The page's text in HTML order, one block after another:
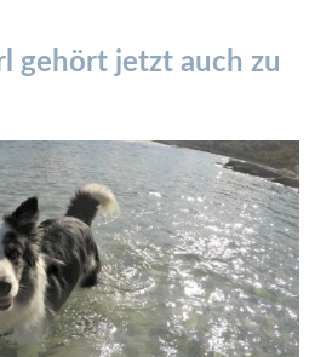
gehört jetzt auch zu